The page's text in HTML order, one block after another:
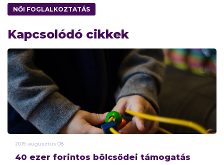
NŐI FOGLALKOZTATÁS
Kapcsolódó cikkek
2019. augusztus 08.
40 ezer forintos bölcsődei támogatás